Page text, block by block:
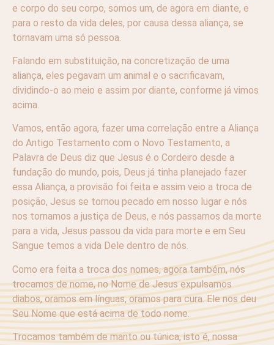
e corpo do seu corpo, somos um, de agora em diante, e
para o resto da vida deles, por causa dessa aliança, se
tornavam uma só pessoa.
Falando em substituição, na concretização de uma
aliança, eles pegavam um animal e o sacrificavam,
dividindo-o ao meio e assim por diante, conforme já vimos
acima.
Vamos, então agora, fazer uma correlação entre a Aliança
do Antigo Testamento com o Novo Testamento, a
Palavra de Deus diz que Jesus é o Cordeiro desde a
fundação do mundo, pois, Deus já tinha planejado fazer
essa Aliança, a provisão foi feita e assim veio a troca de
posição, Jesus se tornou pecado em nosso lugar e nós
nos tornamos a justiça de Deus, e nós passamos da morte
para a vida, Jesus passou da vida para morte e em Seu
Sangue temos a vida Dele dentro de nós.
Como era feita a troca dos nomes, agora também, nós
trocamos de nome, no Nome de Jesus expulsamos
diabos, oramos em línguas, oramos para cura. Ele nos deu
Seu Nome que está acima de todo nome.
Trocamos também de manto ou túnica, isto é, nossa